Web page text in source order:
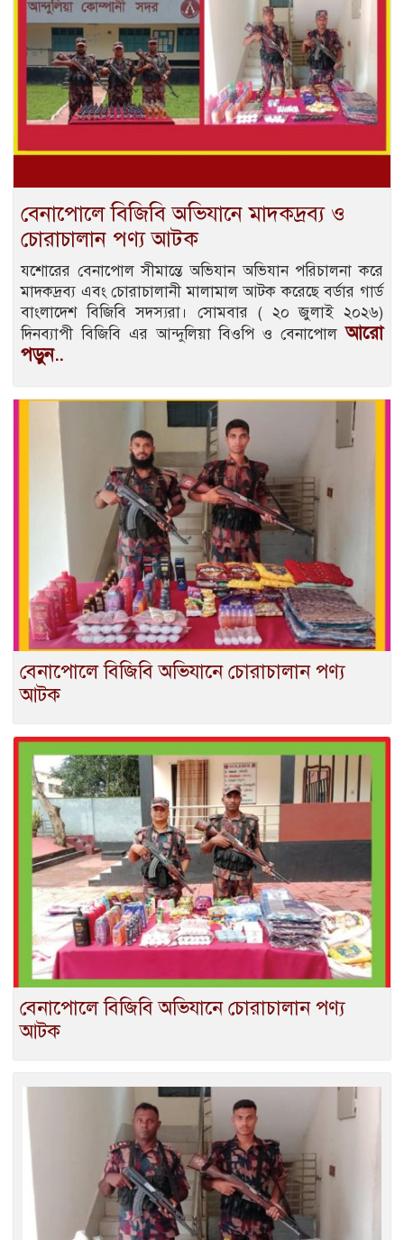
বেনাপোলে বিজিবি অভিযানে মাদকদ্রব্য ও
চোরাচালান পণ্য আটক
যশোরের বেনাপোল সীমান্তে অভিযান অভিযান পরিচালনা করে
মাদকদ্রব্য এবং চোরাচালানী মালামাল আটক করেছে বর্ডার গার্ড
বাংলাদেশ বিজিবি সদস্যরা। সোমবার ( ২০ জুলাই ২০২৬)
দিনব্যাপী বিজিবি এর আন্দুলিয়া বিওপি ও বেনাপোলআরো
পড়ুন..
বেনাপোলে বিজিবি অভিযানে চোরাচালান পণ্য
আটক
বেনাপোলে বিজিবি অভিযানে চোরাচালান পণ্য
আটক